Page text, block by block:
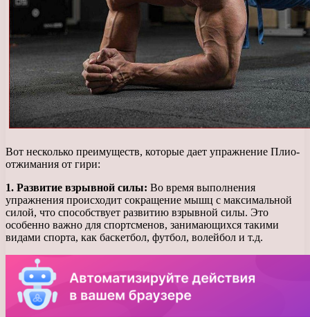
Вот несколько преимуществ, которые дает упражнение Плио-
отжимания от гири:
1. Развитие взрывной силы: Во время выполнения
упражнения происходит сокращение мышц с максимальной
силой, что способствует развитию взрывной силы. Это
особенно важно для спортсменов, занимающихся такими
видами спорта, как баскетбол, футбол, волейбол и т.д.